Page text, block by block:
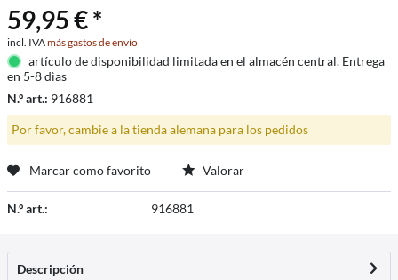
59,95 € *
incl. IVAmás gastos de envío
artículo de disponibilidad limitada en el almacén central. Entrega
en 5-8 dìas
N.º art.: 916881
Por favor, cambie a la tienda alemana para los pedidos
Marcar como favorito Valorar
N.º art.: 916881
Descripción